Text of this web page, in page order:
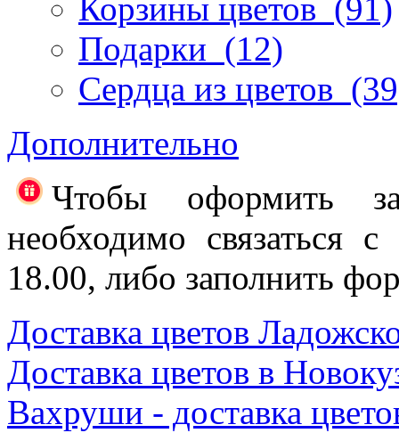
Корзины цветов (91)
Подарки (12)
Сердца из цветов
Дополнительно
Чтобы оформить
необходимо
18.00, либо заполнить
Доставка цветов
Доставка цветов в
Вахруши - доставка